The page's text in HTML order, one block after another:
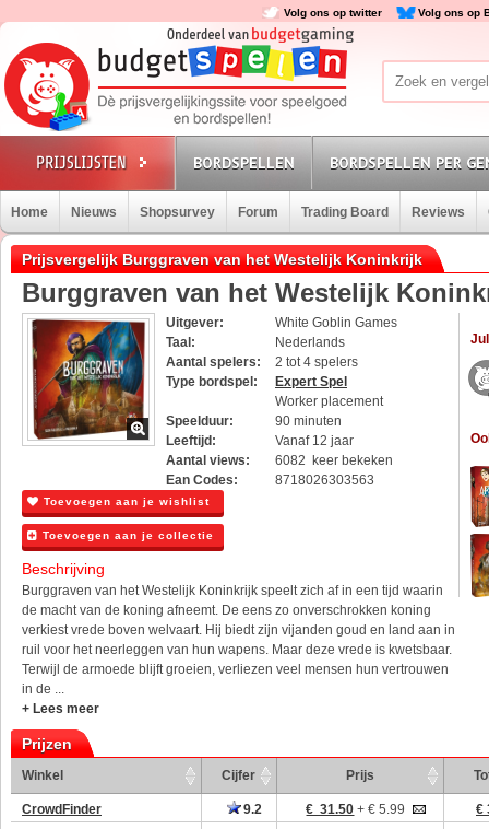
Volg ons op twitter Volg ons op
BORDSPELLEN BORDSPELLEN PER
Home Nieuws Shopsurvey Forum Trading Board Reviews
Prijsvergelijk Burggraven van het Westelijk Koninkrijk
Burggraven van het Westelijk
Uitgever:
White Goblin Games
Taal:
Nederlands
Aantal spelers:
2 tot 4 spelers
Type bordspel:
Expert Spel
Worker placement
Speelduur:
90 minuten
Leeftijd:
Vanaf 12 jaar
Aantal views:
6082 keer bekeken
Ean Codes:
8718026303563
Toevoegen aan je wishlist
Toevoegen aan je collectie
Beschrijving
Burggraven van het Westelijk Koninkrijk speelt zich af in een tijd waarin
de macht van de koning afneemt. De eens zo onverschrokken koning
verkiest vrede boven welvaart. Hij biedt zijn vijanden goud en land aan in
ruil voor het neerleggen van hun wapens. Maar deze vrede is kwetsbaar.
Terwijl de armoede blijft groeien, verliezen veel mensen hun vertrouwen
in de ...
+ Lees meer
Prijzen
Winkel Cijfer Prijs
CrowdFinder 9.2 € 31.50 + € 5.99
€